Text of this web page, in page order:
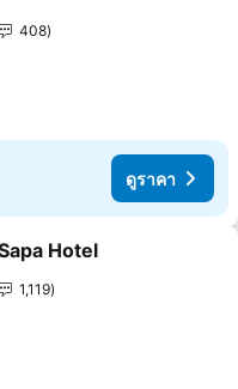
408
ดูราคา
รายการโปรด
Hotel
1,119